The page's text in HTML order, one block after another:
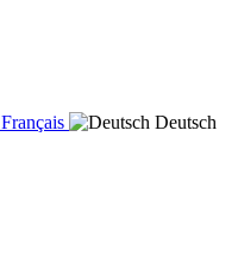
Français Deutsch